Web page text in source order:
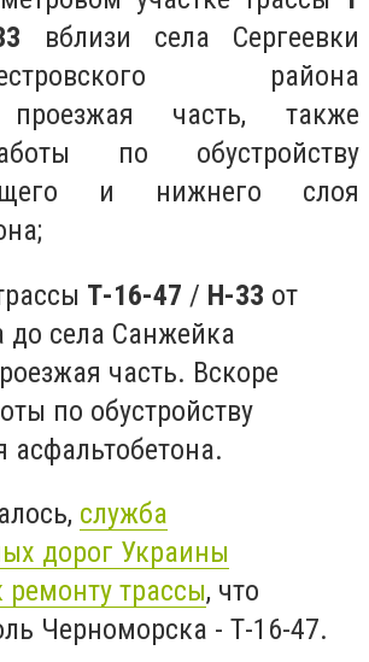
вблизи села Сергеевки
района
проезжая часть, также
по обустройству
и нижнего слоя
Т-16-47 / Н-33 от
до села Санжейка
часть. Вскоре
по обустройству
асфальтобетона.
служба
дорог Украины
ремонту трассы, что
Черноморска - Т-16-47.